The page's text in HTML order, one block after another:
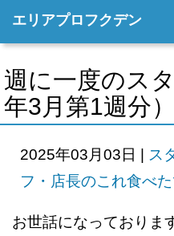
エリアプロフクデン
週に一度のス
年3月第1週分）
2025年03月03日 | ス
フ・店長のこれ食べた
お世話になっておりま